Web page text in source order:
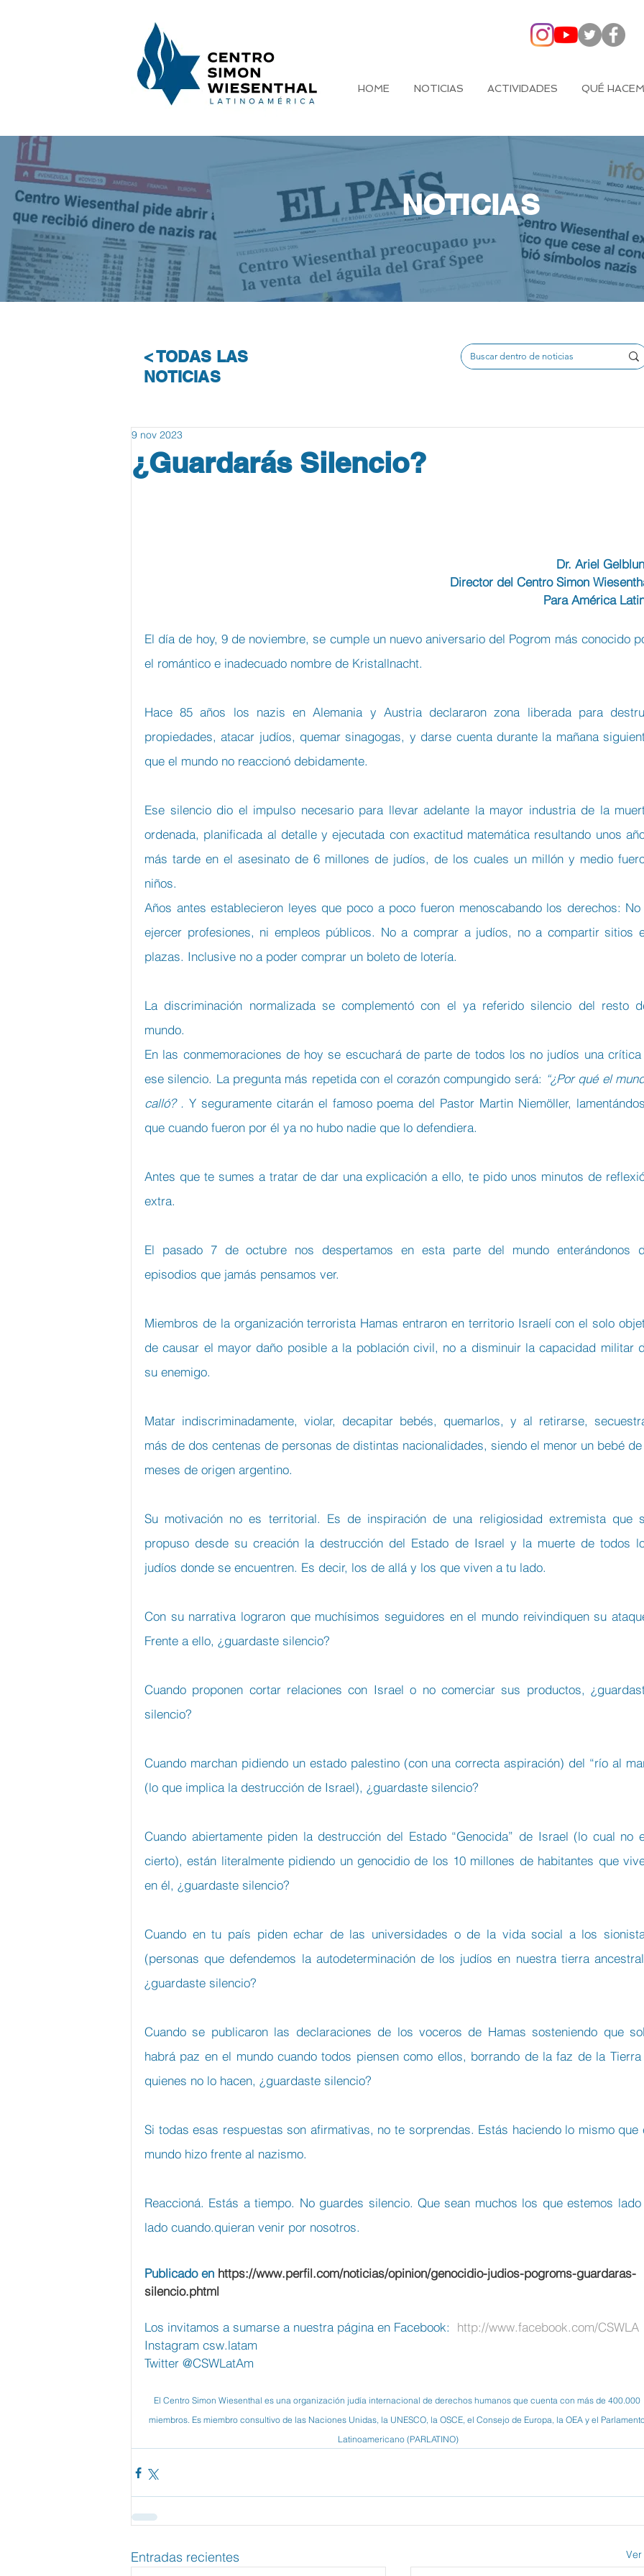
HOME NOTICIAS ACTIVIDADES QUÉ
NOTICIAS
< TODAS LAS
NOTICIAS
¿Guardarás Silencio?
9 nov 2023
Dr. Ariel
Director del Centro Simon
Para América
El día de hoy, 9 de noviembre, se cumple un nuevo aniversario del Pogrom más conocido
el romántico e inadecuado nombre de Kristallnacht.
Hace 85 años los nazis en Alemania y Austria declararon zona liberada para
propiedades, atacar judíos, quemar sinagogas, y darse cuenta durante la mañana
que el mundo no reaccionó debidamente.
Ese silencio dio el impulso necesario para llevar adelante la mayor industria de la
ordenada, planificada al detalle y ejecutada con exactitud matemática resultando unos
más tarde en el asesinato de 6 millones de judíos, de los cuales un millón y medio
niños.
Años antes establecieron leyes que poco a poco fueron menoscabando los derechos: No
ejercer profesiones, ni empleos públicos. No a comprar a judíos, no a compartir sitios
plazas. Inclusive no a poder comprar un boleto de lotería.
La discriminación normalizada se complementó con el ya referido silencio del resto
mundo.
En las conmemoraciones de hoy se escuchará de parte de todos los no judíos una crítica
ese silencio. La pregunta más repetida con el corazón compungido será: “¿Por qué el
calló? . Y seguramente citarán el famoso poema del Pastor Martin Niemöller,
que cuando fueron por él ya no hubo nadie que lo defendiera.
Antes que te sumes a tratar de dar una explicación a ello, te pido unos minutos de
extra.
El pasado 7 de octubre nos despertamos en esta parte del mundo enterándonos
episodios que jamás pensamos ver.
Miembros de la organización terrorista Hamas entraron en territorio Israelí con el solo
de causar el mayor daño posible a la población civil, no a disminuir la capacidad militar
su enemigo.
Matar indiscriminadamente, violar, decapitar bebés, quemarlos, y al retirarse,
más de dos centenas de personas de distintas nacionalidades, siendo el menor un bebé
meses de origen argentino.
Su motivación no es territorial. Es de inspiración de una religiosidad extremista que
propuso desde su creación la destrucción del Estado de Israel y la muerte de todos
judíos donde se encuentren. Es decir, los de allá y los que viven a tu lado.
Con su narrativa lograron que muchísimos seguidores en el mundo reivindiquen su
Frente a ello, ¿guardaste silencio?
Cuando proponen cortar relaciones con Israel o no comerciar sus productos,
silencio?
Cuando marchan pidiendo un estado palestino (con una correcta aspiración) del “río al
(lo que implica la destrucción de Israel), ¿guardaste silencio?
Cuando abiertamente piden la destrucción del Estado “Genocida” de Israel (lo cual no
cierto), están literalmente pidiendo un genocidio de los 10 millones de habitantes que
en él, ¿guardaste silencio?
Cuando en tu país piden echar de las universidades o de la vida social a los
(personas que defendemos la autodeterminación de los judíos en nuestra tierra
¿guardaste silencio?
Cuando se publicaron las declaraciones de los voceros de Hamas sosteniendo que
habrá paz en el mundo cuando todos piensen como ellos, borrando de la faz de la Tierra
quienes no lo hacen, ¿guardaste silencio?
Si todas esas respuestas son afirmativas, no te sorprendas. Estás haciendo lo mismo que
mundo hizo frente al nazismo.
Reaccioná. Estás a tiempo. No guardes silencio. Que sean muchos los que estemos lado
lado cuando.quieran venir por nosotros.
Publicado en https://www.perfil.com/noticias/opinion/genocidio-judios-pogroms-guardaras-
silencio.phtml
Los invitamos a sumarse a nuestra página en Facebook: http://www.facebook.com/CSWLA
Instagram csw.latam
Twitter @CSWLatAm
El Centro Simon Wiesenthal es una organización judía internacional de derechos humanos que cuenta con más de 400.000
miembros. Es miembro consultivo de las Naciones Unidas, la UNESCO, la OSCE, el Consejo de Europa, la OEA y el
Latinoamericano (PARLATINO)
Entradas recientes